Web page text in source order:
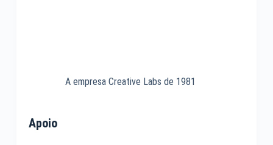
A empresa Creative Labs de 1981
Apoio